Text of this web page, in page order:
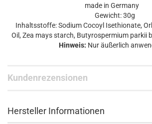
made in Germany
Gewicht: 30g
Inhaltsstoffe: Sodium Cocoyl Isethionate,
Oil, Zea mays starch, Butyrospermium parkii
Hinweis: Nur äußerlich
Kundenrezensionen
Hersteller Informationen